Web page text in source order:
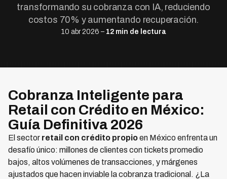
transformando su cobranza con IA, reduciendo
costos 70% y aumentando recuperación.
10 abr 2026 – 12 min de lectura
Cobranza Inteligente para
Retail con Crédito en México:
Guía Definitiva 2026
El sector retail con crédito propioen México enfrenta un
desafío único: millones de clientes con tickets promedio
bajos, altos volúmenes de transacciones, y márgenes
ajustados que hacen inviable la cobranza tradicional. ¿La